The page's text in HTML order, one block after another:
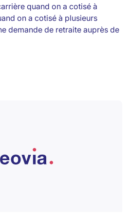
quand on a cotisé à
on a cotisé à plusieurs
demande de retraite auprès de